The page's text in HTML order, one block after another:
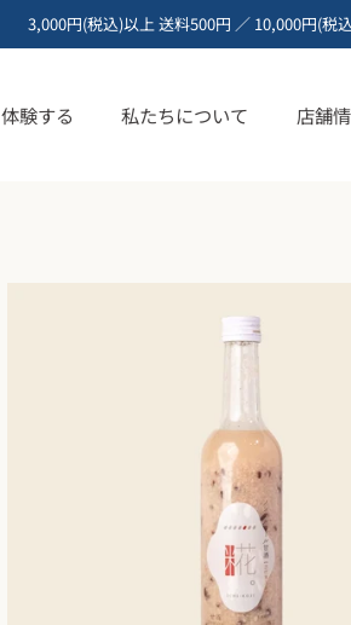
3,000円(税込)以上 送料500円 ／ 10,000円(税
体験する 私たちについて 店舗
一糀。